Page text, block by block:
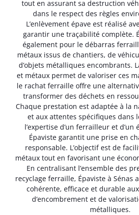
tout en assurant sa destruction
dans le respect des règles
L’enlèvement épave est réalisé
garantir une traçabilité complète.
également pour le débarras
métaux issus de chantiers, de
d’objets métalliques encombrants.
et métaux permet de valoriser ces
le rachat ferraille offre une
transformer des déchets en
Chaque prestation est adaptée à la
et aux attentes spécifiques dans
l’expertise d’un ferrailleur et d’un
Épaviste garantit une prise en
responsable. L’objectif est de
métaux tout en favorisant une
En centralisant l’ensemble des
recyclage ferraille, Épaviste à Sénas
cohérente, efficace et durable
d’encombrement et de
métalliques.